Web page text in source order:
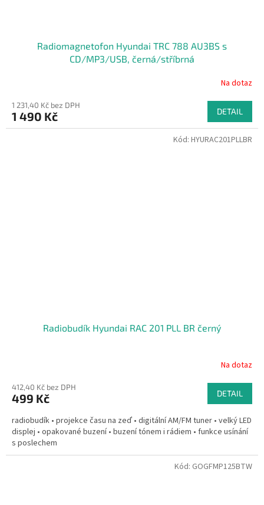
Radiomagnetofon Hyundai TRC 788 AU3BS s
CD/MP3/USB, černá/stříbrná
Na dotaz
1 231,40 Kč bez DPH
1 490 Kč DETAIL
Radiobudík Hyundai RAC 201 PLL BR černý
Na dotaz
412,40 Kč bez DPH
499 Kč DETAIL
radiobudík • projekce času na zeď • digitální AM/FM tuner • velký LED
displej • opakované buzení • buzení tónem i rádiem • funkce usínání
s poslechem
Kód: HYURAC201PLLBR
Kód: GOGFMP125BTW